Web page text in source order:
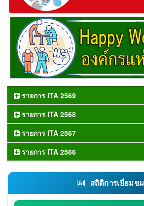
รายการ ITA 2569
รายการ ITA 2568
รายการ ITA 2567
รายการ ITA 2566
สถิติการเยี่ยมชม